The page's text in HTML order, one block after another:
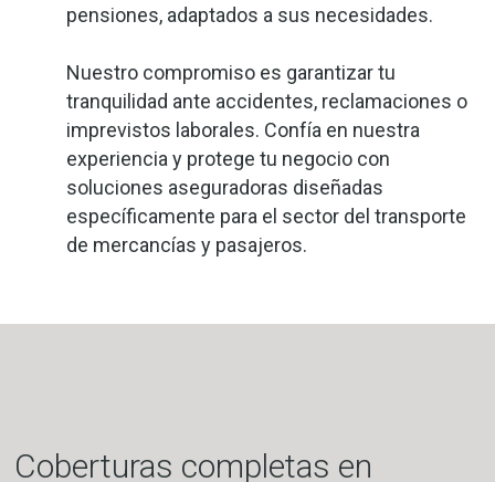
pensiones, adaptados a sus necesidades.
Nuestro compromiso es garantizar tu
tranquilidad ante accidentes, reclamaciones o
imprevistos laborales. Confía en nuestra
experiencia y protege tu negocio con
soluciones aseguradoras diseñadas
específicamente para el sector del transporte
de mercancías y pasajeros.
Coberturas completas en